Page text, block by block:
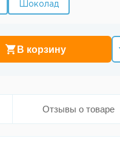
Шоколад
В корзину
Отзывы о товаре